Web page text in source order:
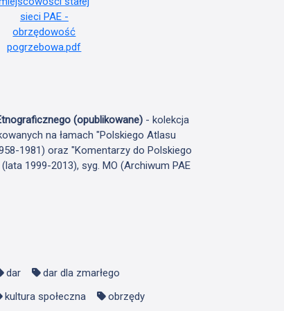
(opublikowane)- kolekcja
na łamach "Polskiego Atlasu
1981) oraz "Komentarzy do Polskiego
1999-2013), syg. MO (Archiwum PAE
dar
dar dla zmarłego
kultura społeczna
obrzędy